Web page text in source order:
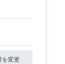
を変更